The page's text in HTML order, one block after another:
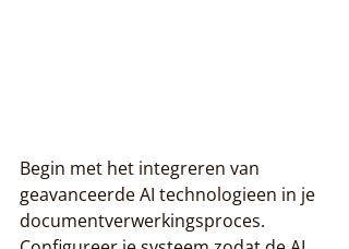
Begin met het integreren van
geavanceerde AI technologieen in je
documentverwerkingsproces.